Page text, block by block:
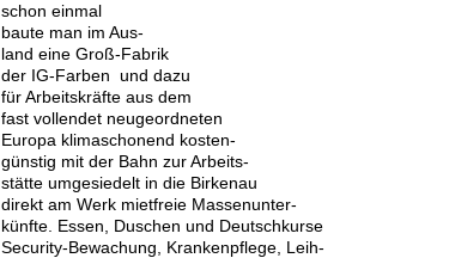
schon einmal
baute man im Aus-
land eine Groß-Fabrik
der IG-Farben und dazu
für Arbeitskräfte aus dem
fast vollendet neugeordneten
Europa klimaschonend kosten-
günstig mit der Bahn zur Arbeits-
stätte umgesiedelt in die Birkenau
direkt am Werk mietfreie Massenunter-
künfte. Essen, Duschen und Deutschkurse
Security-Bewachung, Krankenpflege, Leih-